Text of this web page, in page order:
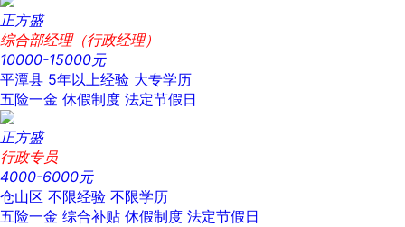
正方盛
综合部经理（行政经理）
10000-15000元
平潭县 5年以上经验 大专学历
五险一金 休假制度 法定节假日
正方盛
行政专员
4000-6000元
仓山区 不限经验 不限学历
五险一金 综合补贴 休假制度 法定节假日